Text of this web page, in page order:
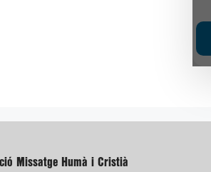
Missatge Humà i Cristià